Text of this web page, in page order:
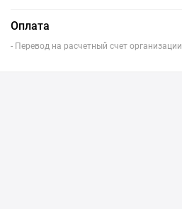
Оплата
- Перевод на расчетный счет организации